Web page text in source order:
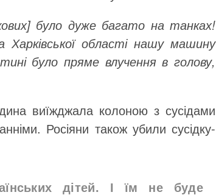
було дуже багато на танках!
області нашу машину
було пряме влучення в голову,
виїжджала колоною з сусідами
Росіяни також убили сусідку-
дітей. І їм не буде